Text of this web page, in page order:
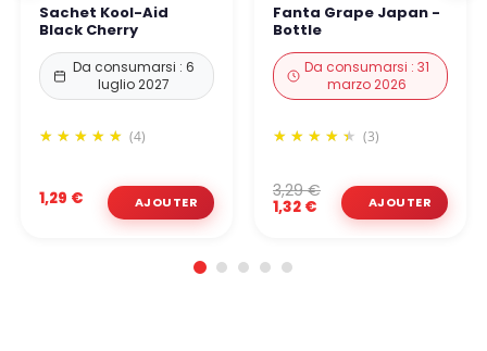
Sachet Kool-Aid
Black Cherry
Da consumarsi : 6
luglio 2027
(4)
1,29 €
Fanta Grape Japan -
Bottle
Da consumarsi : 31
marzo 2026
(3)
1,32 €
3,29 €